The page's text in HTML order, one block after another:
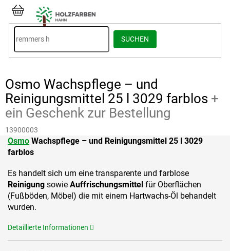
Inhalt
springen
SUCHEN
WARENKORB
Osmo Wachspflege – und
Reinigungsmittel 25 l 3029 farblos +
ein Geschenk zur Bestellung
13900003
Osmo Wachspflege – und Reinigungsmittel 25 l 3029
farblos
Es handelt sich um eine transparente und farblose
Reinigung sowie Auffrischungsmittel für Oberflächen
(Fußböden, Möbel) die mit einem Hartwachs-Öl behandelt
wurden.
Detaillierte Informationen